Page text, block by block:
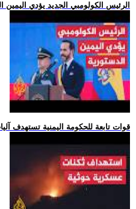
.. الرئيس الكولومبي الجديد يؤدي اليمين
.. قوات تابعة للحكومة اليمنية تستهدف